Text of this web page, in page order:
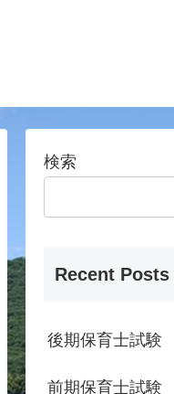
検索
Recent Posts
後期保育士試験
前期保育士試験